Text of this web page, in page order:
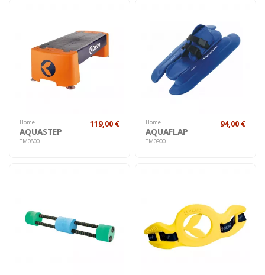
Home
AQUASTEP
TM0800
119,00 € Home
AQUAFLAP
TM0900
94,00 €